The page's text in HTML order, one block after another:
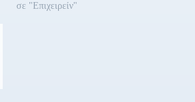
σε "Επιχειρείν"